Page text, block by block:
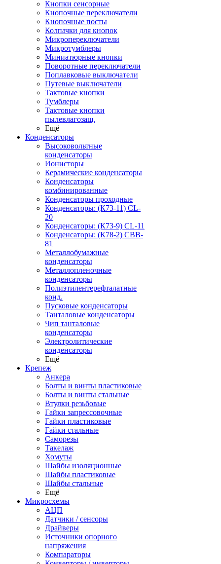
Кнопки сенсорные
Кнопочные переключатели
Кнопочные посты
Колпачки для кнопок
Микропереключатели
Микротумблеры
Миниатюрные кнопки
Поворотные переключатели
Поплавковые выключатели
Путевые выключатели
Тактовые кнопки
Тумблеры
Тактовые кнопки
пылевлагозащ.
Ещё
Конденсаторы
Высоковольтные
конденсаторы
Ионисторы
Керамические конденсаторы
Конденсаторы
комбинированные
Конденсаторы проходные
Конденсаторы: (К73-11) CL-
20
Конденсаторы: (К73-9) CL-11
Конденсаторы: (К78-2) CBB-
81
Металлобумажные
конденсаторы
Металлопленочные
конденсаторы
Полиэтилентерефталатные
конд.
Пусковые конденсаторы
Танталовые конденсаторы
Чип танталовые
конденсаторы
Электролитические
конденсаторы
Ещё
Крепеж
Анкера
Болты и винты пластиковые
Болты и винты стальные
Втулки резьбовые
Гайки запрессовочные
Гайки пластиковые
Гайки стальные
Саморезы
Такелаж
Хомуты
Шайбы изоляционные
Шайбы пластиковые
Шайбы стальные
Ещё
Микросхемы
АЦП
Датчики / сенсоры
Драйверы
Источники опорного
напряжения
Компараторы